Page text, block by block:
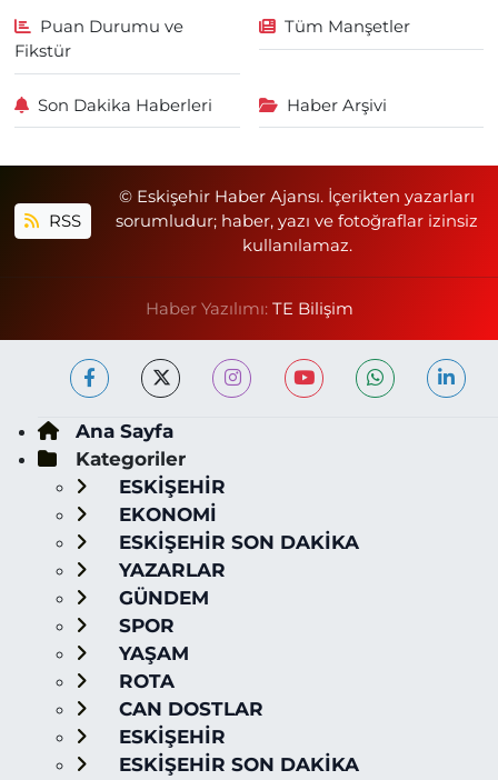
Puan Durumu ve
Fikstür
Tüm Manşetler
Son Dakika Haberleri Haber Arşivi
RSS
© Eskişehir Haber Ajansı. İçerikten yazarları
sorumludur; haber, yazı ve fotoğraflar izinsiz
kullanılamaz.
Haber Yazılımı: TE Bilişim
Ana Sayfa
Kategoriler
ESKİŞEHİR
EKONOMİ
ESKİŞEHİR SON DAKİKA
YAZARLAR
GÜNDEM
SPOR
YAŞAM
ROTA
CAN DOSTLAR
ESKİŞEHİR
ESKİŞEHİR SON DAKİKA